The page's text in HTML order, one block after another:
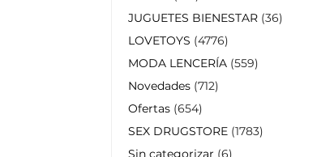
JUGUETES BIENESTAR 36
LOVETOYS 4776
MODA LENCERÍA 559
Novedades 712
Ofertas 654
SEX DRUGSTORE 1783
Sin categorizar 6